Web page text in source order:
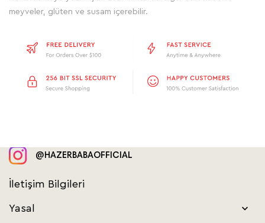
meyveler, glüten ve susam içerebilir.
İletişim Bilgileri
@HAZERBABAOFFICIAL
Yasal 